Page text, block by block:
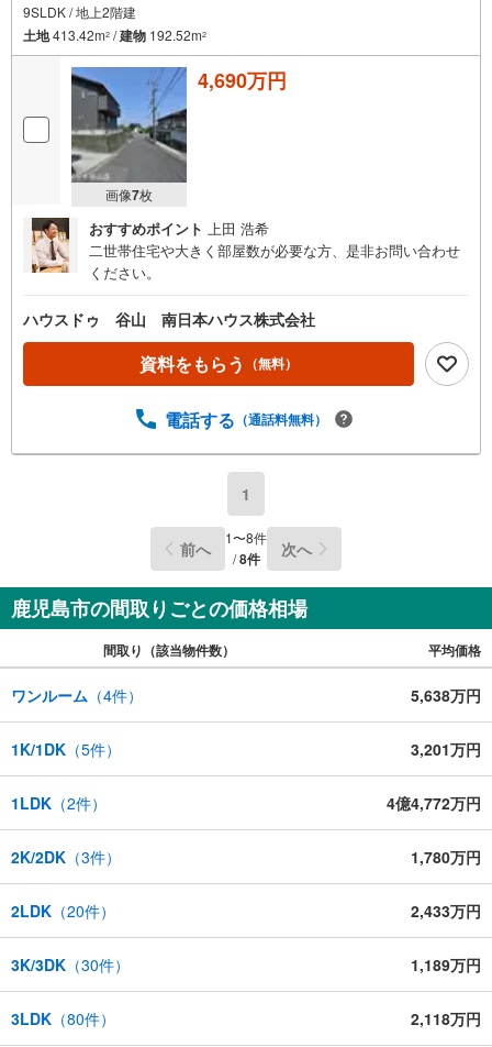
9SLDK / 地上2階建
土地413.42m2 /建物 192.52m2
画像7枚
4,690万円
おすすめポイント 上田 浩希
二世帯住宅や大きく部屋数が必要な方、是非お問い合わせ
ください。
ハウスドゥ 谷山 南日本ハウス株式会社
資料をもらう （無料）
電話する （通話料無料）
1
前へ 1〜8件
/8件 次へ
鹿児島市の間取りごとの価格相場
間取り（該当物件数） 平均価格
ワンルーム （4件） 5,638万円
1K/1DK （5件） 3,201万円
1LDK （2件） 4億4,772万円
2K/2DK （3件） 1,780万円
2LDK （20件） 2,433万円
3K/3DK （30件） 1,189万円
3LDK （80件） 2,118万円